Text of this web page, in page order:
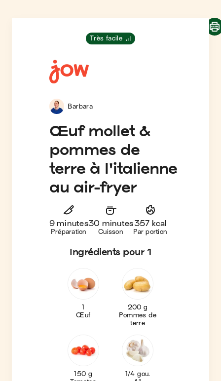
Très facile
Barbara
Œuf mollet &
pommes de
terre à l'italienne
au air-fryer
9 minutes
Préparation
30 minutes
Cuisson
357 kcal
Par portion
Ingrédients pour 1
1
Œuf
200 g
Pommes de
terre
150 g
1/4 gou.